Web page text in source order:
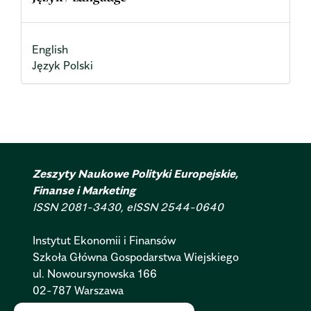
English
Język Polski
Zeszyty Naukowe Polityki Europejskie,
Finanse i Marketing
ISSN 2081-3430, eISSN 2544-0640
Instytut Ekonomii i Finansów
Szkoła Główna Gospodarstwa Wiejskiego
ul. Nowoursynowska 166
02-787 Warszawa